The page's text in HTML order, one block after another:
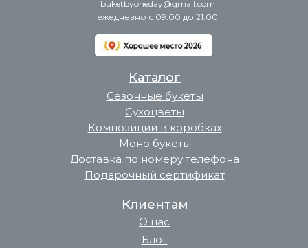
Каталог
Сезонные букеты
О нас
buketbyoneday@gmail.com
ежедневно с 09:00 до 21:00
Сухоцветы
Композиции в коробках
Блог
Клиентам
Доставка по номеру телефона
Подарочный сертификат
Моно букеты